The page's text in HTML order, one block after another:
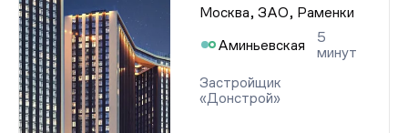
Москва, ЗАО, Раменки
Аминьевская
5
минут
Застройщик
«Донстрой»